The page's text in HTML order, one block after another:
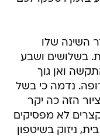
חדר השינה שלו
בצרפת. בשלושים ושבע
ואן גוך
נדמה כי בשל
הזה כה יקר
לא מפסיקים
ניזוק בשיטפון